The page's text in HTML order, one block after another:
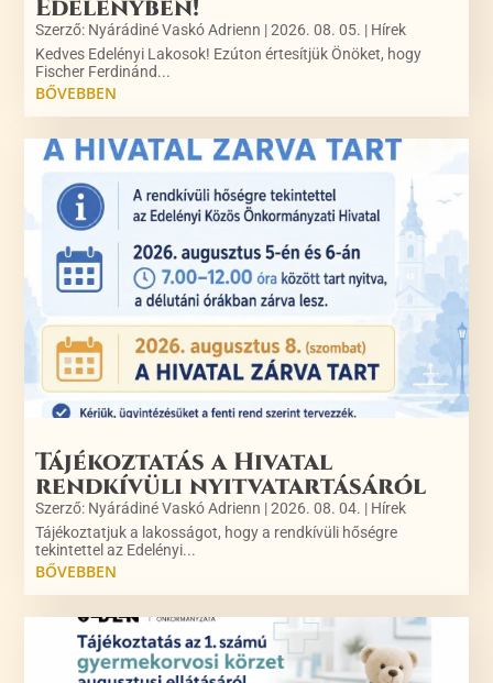
Edelényben!
Szerző: Nyárádiné Vaskó Adrienn |2026. 08. 05. | Hírek
Kedves Edelényi Lakosok! Ezúton értesítjük Önöket, hogy
Fischer Ferdinánd...
BŐVEBBEN
Tájékoztatás a Hivatal
rendkívüli nyitvatartásáról
Szerző: Nyárádiné Vaskó Adrienn |2026. 08. 04. | Hírek
Tájékoztatjuk a lakosságot, hogy a rendkívüli hőségre
tekintettel az Edelényi...
BŐVEBBEN